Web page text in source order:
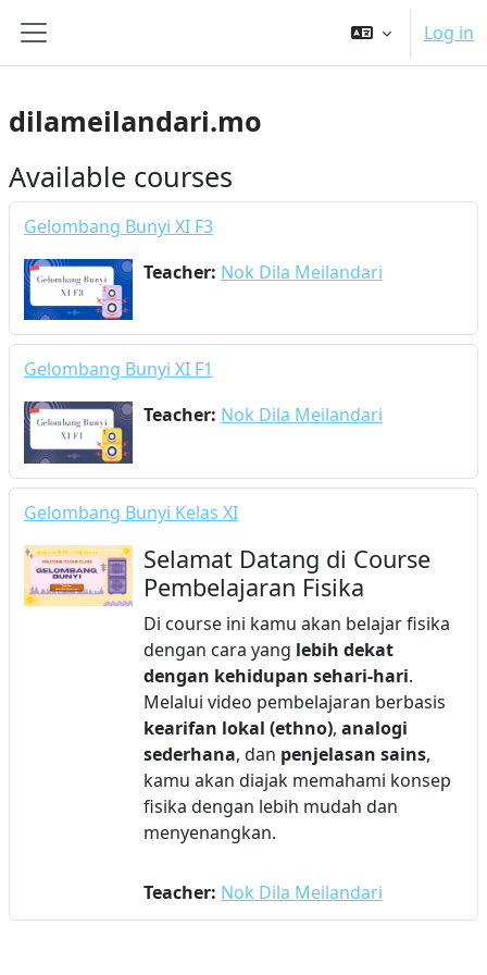
Side panel
Log in
dilameilandari.mo
Available courses
Gelombang Bunyi XI F3
Teacher: Nok Dila Meilandari
Gelombang Bunyi XI F1
Teacher: Nok Dila Meilandari
Gelombang Bunyi Kelas XI
Selamat Datang di Course
Pembelajaran Fisika
Di course ini kamu akan belajar fisika
dengan cara yang lebih dekat
dengan kehidupan sehari-hari.
Melalui video pembelajaran berbasis
kearifan lokal (ethno), analogi
sederhana, dan penjelasan sains,
kamu akan diajak memahami konsep
fisika dengan lebih mudah dan
menyenangkan.
Teacher: Nok Dila Meilandari